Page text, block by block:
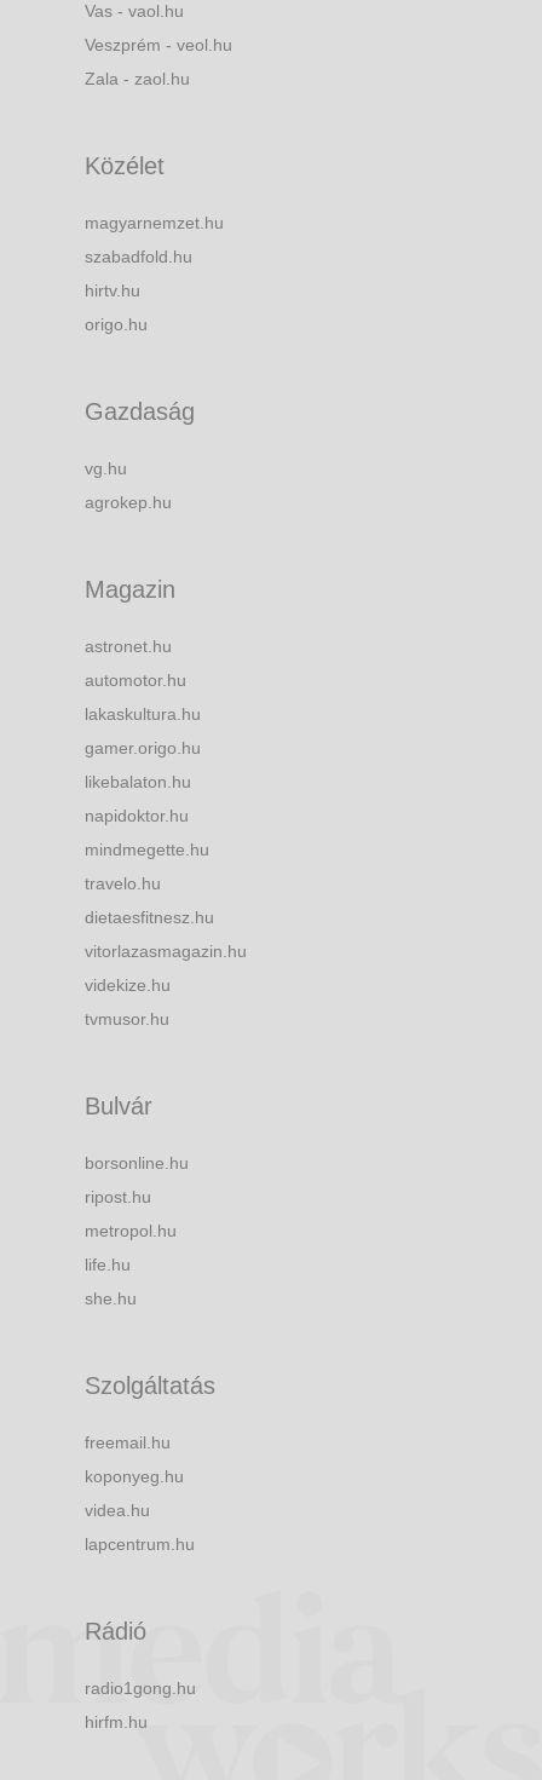
Vas - vaol.hu
Veszprém - veol.hu
Zala - zaol.hu
Közélet
magyarnemzet.hu
szabadfold.hu
hirtv.hu
origo.hu
Gazdaság
vg.hu
agrokep.hu
Magazin
astronet.hu
automotor.hu
lakaskultura.hu
gamer.origo.hu
likebalaton.hu
napidoktor.hu
mindmegette.hu
travelo.hu
dietaesfitnesz.hu
vitorlazasmagazin.hu
videkize.hu
tvmusor.hu
Bulvár
borsonline.hu
ripost.hu
metropol.hu
life.hu
she.hu
Szolgáltatás
freemail.hu
koponyeg.hu
videa.hu
lapcentrum.hu
Rádió
radio1gong.hu
hirfm.hu